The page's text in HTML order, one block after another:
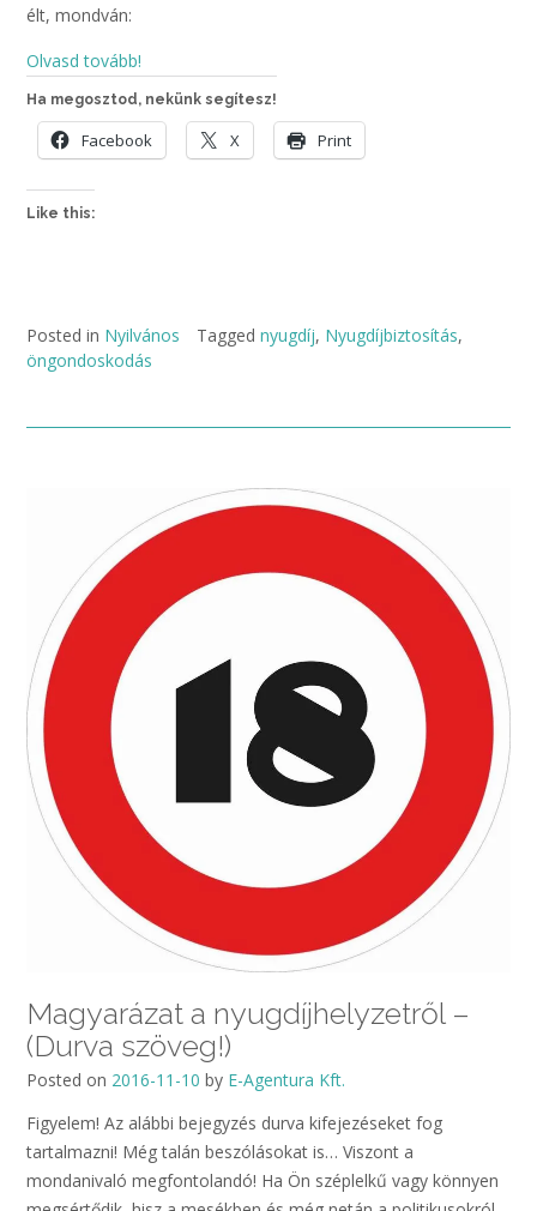
élt, mondván:
Olvasd tovább!
Ha megosztod, nekünk segítesz!
Facebook X Print
Like this:
Posted in Nyilvános Tagged nyugdíj, Nyugdíjbiztosítás,
öngondoskodás
Magyarázat a nyugdíjhelyzetről –
(Durva szöveg!)
Posted on 2016-11-10 by E-Agentura Kft.
Figyelem! Az alábbi bejegyzés durva kifejezéseket fog
tartalmazni! Még talán beszólásokat is… Viszont a
mondanivaló megfontolandó! Ha Ön széplelkű vagy könnyen